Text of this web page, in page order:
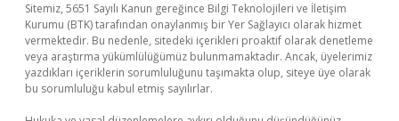
Sitemiz, 5651 Sayılı Kanun gereğince Bilgi Teknolojileri ve İletişim
Kurumu (BTK) tarafından onaylanmış bir Yer Sağlayıcı olarak hizmet
vermektedir. Bu nedenle, sitedeki içerikleri proaktif olarak denetleme
veya araştırma yükümlülüğümüz bulunmamaktadır. Ancak, üyelerimiz
yazdıkları içeriklerin sorumluluğunu taşımakta olup, siteye üye olarak
bu sorumluluğu kabul etmiş sayılırlar.